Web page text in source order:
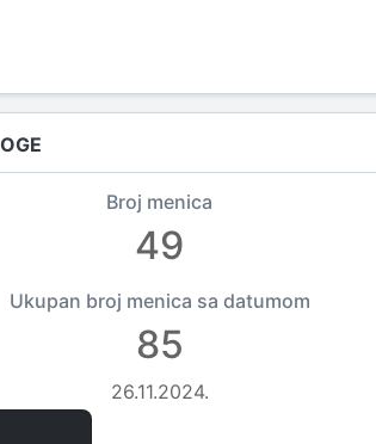
Broj menica
49
Ukupan broj menica sa datumom
85
26.11.2024.